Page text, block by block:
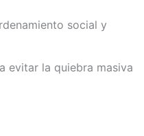
social y
evitar la quiebra masiva